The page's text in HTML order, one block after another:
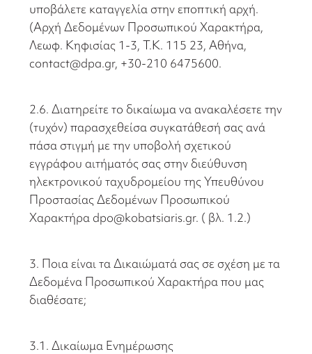
υποβάλετε καταγγελία στην εποπτική αρχή.
(Αρχή Δεδομένων Προσωπικού Χαρακτήρα,
Λεωφ. Κηφισίας 1-3, Τ.Κ. 115 23, Αθήνα,
contact@dpa.gr, +30-210 6475600.
2.6. Διατηρείτε το δικαίωμα να ανακαλέσετε την
(τυχόν) παρασχεθείσα συγκατάθεσή σας ανά
πάσα στιγμή με την υποβολή σχετικού
εγγράφου αιτήματός σας στην διεύθυνση
ηλεκτρονικού ταχυδρομείου της Υπευθύνου
Προστασίας Δεδομένων Προσωπικού
Χαρακτήρα dpo@kobatsiaris.gr. ( βλ. 1.2.)
3. Ποια είναι τα Δικαιώματά σας σε σχέση με τα
Δεδομένα Προσωπικού Χαρακτήρα που μας
διαθέσατε;
3.1. Δικαίωμα Ενημέρωσης